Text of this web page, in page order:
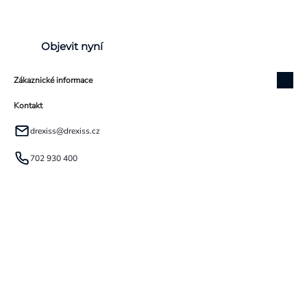
Objevit nyní
Zákaznické informace
Kontakt
drexiss@drexiss.cz
702 930 400